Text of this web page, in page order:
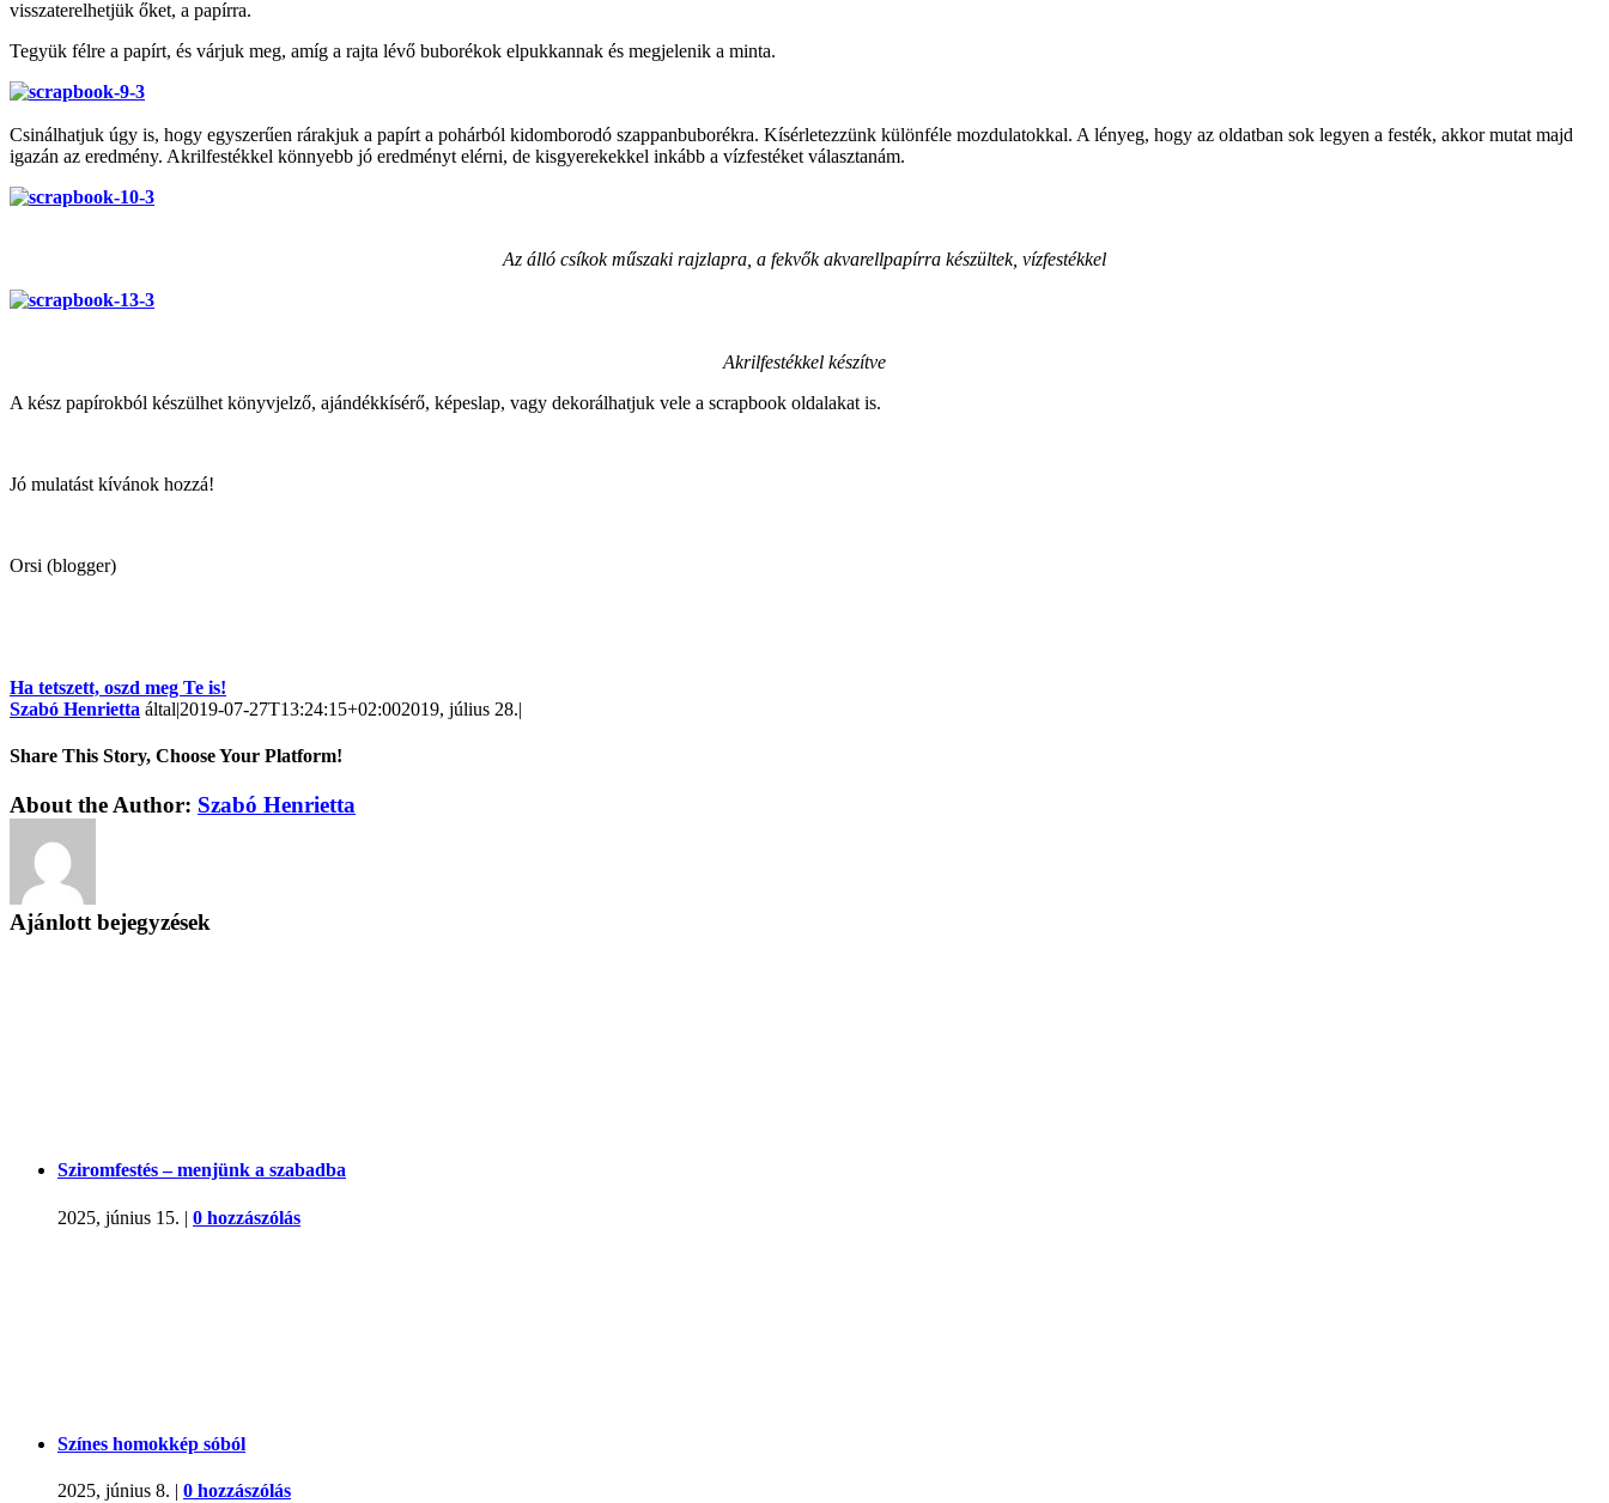
visszaterelhetjük őket, a papírra.
Tegyük félre a papírt, és várjuk meg, amíg a rajta lévő buborékok elpukkannak és megjelenik a minta.
Csinálhatjuk úgy is, hogy egyszerűen rárakjuk a papírt a pohárból kidomborodó szappanbuborékra. Kísérletezzünk különféle mozdulatokkal. A lényeg, hogy az oldatban sok legyen a festék, akkor mutat majd
igazán az eredmény. Akrilfestékkel könnyebb jó eredményt elérni, de kisgyerekekkel inkább a vízfestéket választanám.
Az álló csíkok műszaki rajzlapra, a fekvők akvarellpapírra készültek, vízfestékkel
Akrilfestékkel készítve
A kész papírokból készülhet könyvjelző, ajándékkísérő, képeslap, vagy dekorálhatjuk vele a scrapbook oldalakat is.
Jó mulatást kívánok hozzá!
Orsi (blogger)
Ha tetszett, oszd meg Te is!
Szabó Henrietta által|2019-07-27T13:24:15+02:002019, július 28.|
Share This Story, Choose Your Platform!
About the Author: Szabó Henrietta
Ajánlott bejegyzések
Sziromfestés – menjünk a szabadba
2025, június 15. | 0 hozzászólás
Színes homokkép sóból
2025, június 8. | 0 hozzászólás